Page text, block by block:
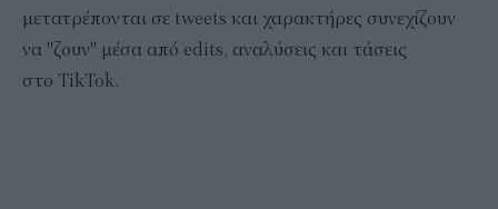
μετατρέπονται σε tweets και χαρακτήρες συνεχίζουν
να "ζουν" μέσα από edits, αναλύσεις και τάσεις
στο TikTok.